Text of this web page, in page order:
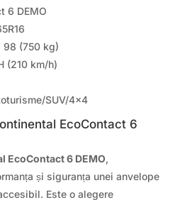
6 DEMO
98 (750 kg)
(210 km/h)
SUV/4×4
EcoContact 6
EcoContact 6 DEMO,
și siguranța unei anvelope
Este o alegere